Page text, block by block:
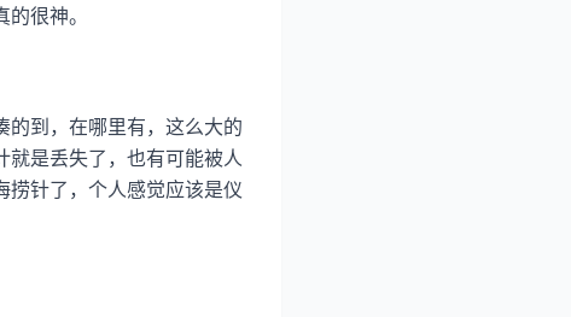
很神。
的到，在哪里有，这么大的
就是丢失了，也有可能被人
捞针了，个人感觉应该是仪